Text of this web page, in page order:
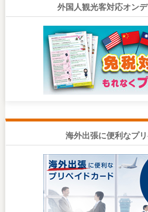
外国人観光客対応オン
海外出張に便利なプ